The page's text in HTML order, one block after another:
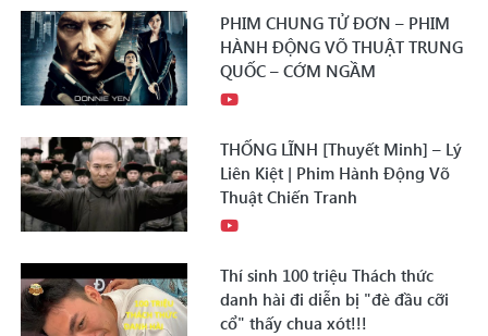
PHIM CHUNG TỬ ĐƠN – PHIM
HÀNH ĐỘNG VÕ THUẬT TRUNG
QUỐC – CỚM NGẦM
THỐNG LĨNH [Thuyết Minh] – Lý
Liên Kiệt | Phim Hành Động Võ
Thuật Chiến Tranh
Thí sinh 100 triệu Thách thức
danh hài đi diễn bị "đè đầu cỡi
cổ" thấy chua xót!!!